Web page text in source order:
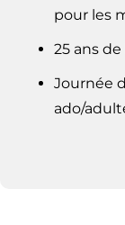
pour les
25 ans
Journée
ado/